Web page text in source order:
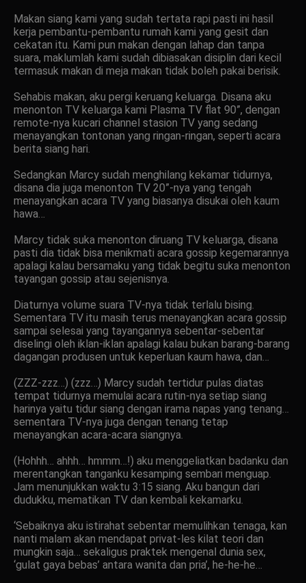
Makan siang kami yang sudah tertata rapi pasti ini hasil
kerja pembantu-pembantu rumah kami yang gesit dan
cekatan itu. Kami pun makan dengan lahap dan tanpa
suara, maklumlah kami sudah dibiasakan disiplin dari kecil
termasuk makan di meja makan tidak boleh pakai berisik.
Sehabis makan, aku pergi keruang keluarga. Disana aku
menonton TV keluarga kami Plasma TV flat 90”, dengan
remote-nya kucari channel stasion TV yang sedang
menayangkan tontonan yang ringan-ringan, seperti acara
berita siang hari.
Sedangkan Marcy sudah menghilang kekamar tidurnya,
disana dia juga menonton TV 20”-nya yang tengah
menayangkan acara TV yang biasanya disukai oleh kaum
hawa…
Marcy tidak suka menonton diruang TV keluarga, disana
pasti dia tidak bisa menikmati acara gossip kegemarannya
apalagi kalau bersamaku yang tidak begitu suka menonton
tayangan gossip atau sejenisnya.
Diaturnya volume suara TV-nya tidak terlalu bising.
Sementara TV itu masih terus menayangkan acara gossip
sampai selesai yang tayangannya sebentar-sebentar
diselingi oleh iklan-iklan apalagi kalau bukan barang-barang
dagangan produsen untuk keperluan kaum hawa, dan…
(ZZZ-zzz…) (zzz…) Marcy sudah tertidur pulas diatas
tempat tidurnya memulai acara rutin-nya setiap siang
harinya yaitu tidur siang dengan irama napas yang tenang…
sementara TV-nya juga dengan tenang tetap
menayangkan acara-acara siangnya.
(Hohhh… ahhh… hmmm…!) aku menggeliatkan badanku dan
merentangkan tanganku kesamping sembari menguap.
Jam menunjukkan waktu 3:15 siang. Aku bangun dari
dudukku, mematikan TV dan kembali kekamarku.
‘Sebaiknya aku istirahat sebentar memulihkan tenaga, kan
nanti malam akan mendapat privat-les kilat teori dan
mungkin saja… sekaligus praktek mengenal dunia sex,
‘gulat gaya bebas’ antara wanita dan pria’, he-he-he…